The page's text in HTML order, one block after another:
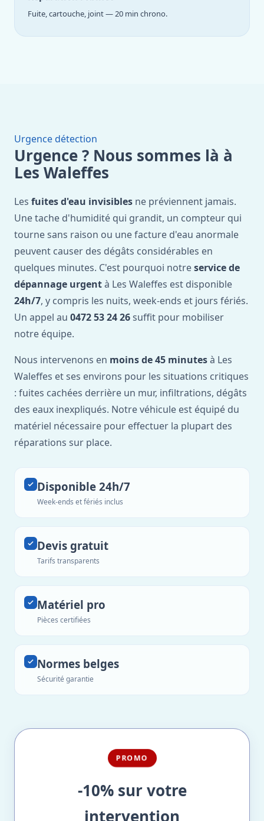
Fuite, cartouche, joint — 20 min chrono.
Urgence détection
Urgence ? Nous sommes là à
Les Waleffes
Les fuites d'eau invisibles ne préviennent jamais.
Une tache d'humidité qui grandit, un compteur qui
tourne sans raison ou une facture d'eau anormale
peuvent causer des dégâts considérables en
quelques minutes. C'est pourquoi notreservice de
dépannage urgentà Les Waleffes est disponible
24h/7, y compris les nuits, week-ends et jours fériés.
Un appel au 0472 53 24 26 suffit pour mobiliser
notre équipe.
Nous intervenons en moins de 45 minutesà Les
Waleffes et ses environs pour les situations critiques
: fuites cachées derrière un mur, infiltrations, dégâts
des eaux inexpliqués. Notre véhicule est équipé du
matériel nécessaire pour effectuer la plupart des
réparations sur place.
Disponible 24h/7
Week-ends et fériés inclus
Devis gratuit
Tarifs transparents
Matériel pro
Pièces certifiées
Normes belges
Sécurité garantie
PROMO
-10% sur votre
intervention